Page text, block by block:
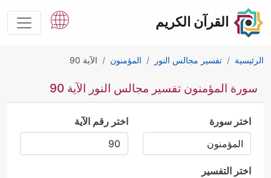
القرآن الكريم
الرئيسية تفسير مجالس النور المؤمنون الآية 90
سورة المؤمنون تفسير مجالس النور الآية 90
اختر سورة اختر رقم الآية
اختر التفسير